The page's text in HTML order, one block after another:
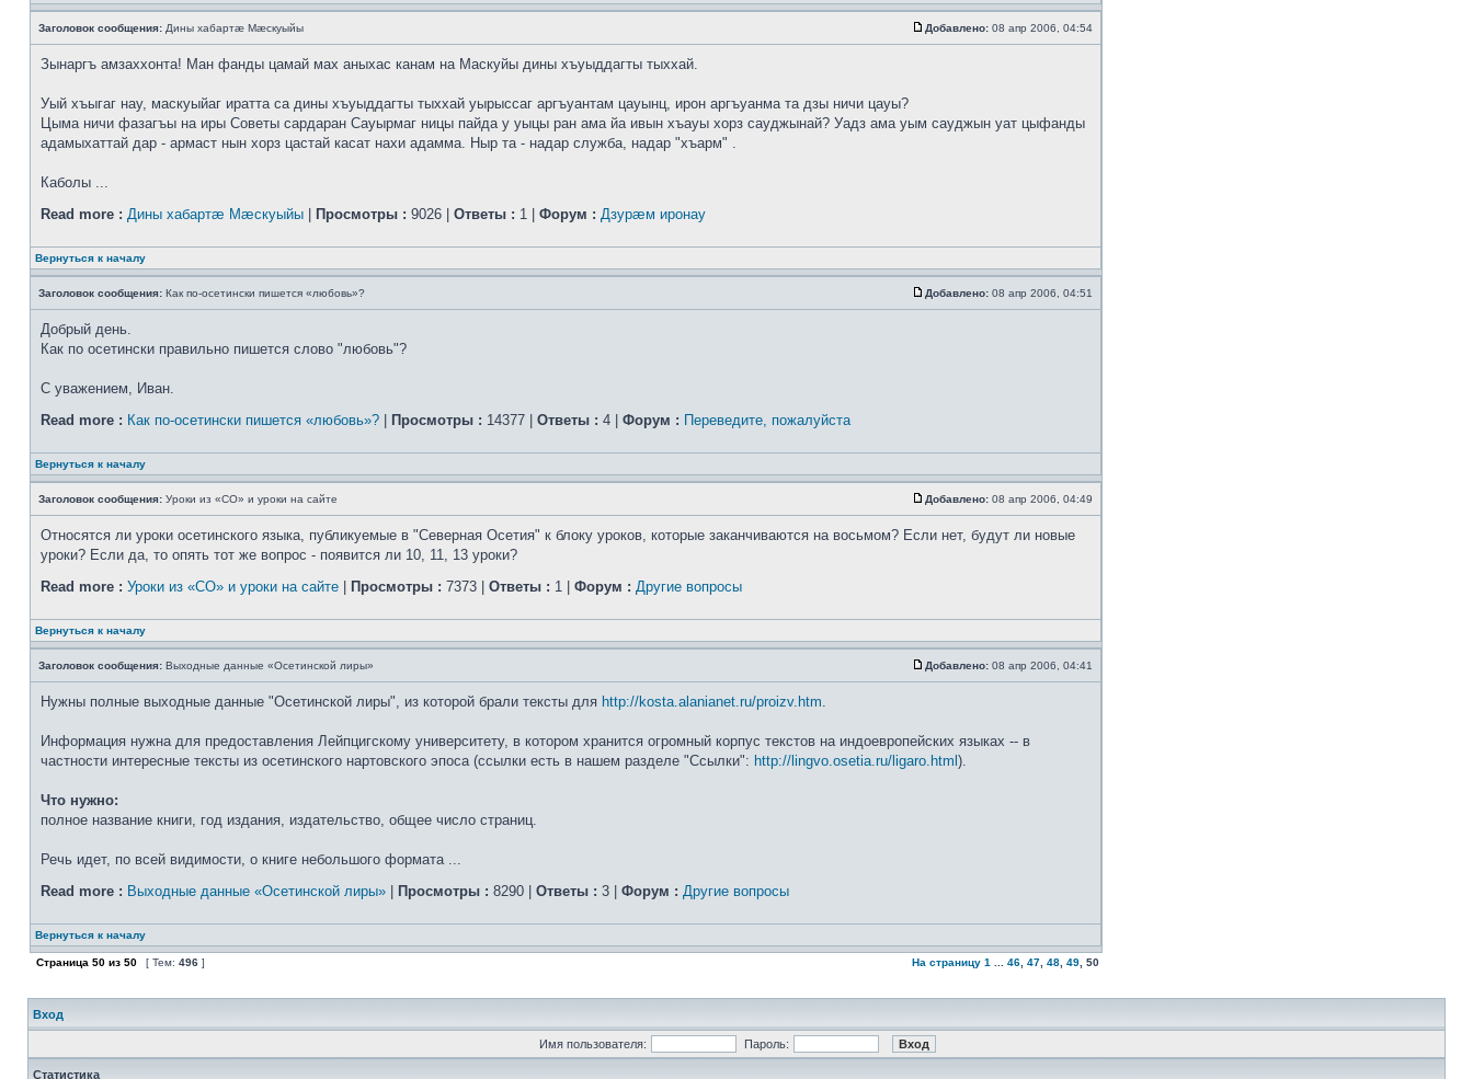
Заголовок сообщения: Дины хабартæ Мæскуыйы Добавлено: 08 апр 2006, 04:54
Зынаргъ амзаххонта! Ман фанды цамай мах аныхас канам на Маскуйы дины хъуыддагты тыххай.
Уый хъыгаг нау, маскуыйаг иратта са дины хъуыддагты тыххай уырыссаг аргъуантам цауынц, ирон аргъуанма та дзы ничи цауы?
Цыма ничи фазагъы на иры Советы сардаран Сауырмаг ницы пайда у уыцы ран ама йа ивын хъауы хорз сауджынай? Уадз ама уым сауджын уат цыфанды
адамыхаттай дар - армаст нын хорз цастай касат нахи адамма. Ныр та - надар служба, надар "хъарм" .
Каболы ...
Read more : Дины хабартæ Мæскуыйы Просмотры : 9026 | Ответы : 1 | Форум : Дзурæм иронау
Вернуться к началу
Заголовок сообщения: Как по-осетински пишется «любовь»? Добавлено: 08 апр 2006, 04:51
Добрый день.
Как по осетински правильно пишется слово "любовь"?
С уважением, Иван.
Read more : Как по-осетински пишется «любовь»? Просмотры : 14377 | Ответы : 4 | Форум : Переведите, пожалуйста
Вернуться к началу
Заголовок сообщения: Уроки из «СО» и уроки на сайте Добавлено: 08 апр 2006, 04:49
Относятся ли уроки осетинского языка, публикуемые в "Северная Осетия" к блоку уроков, которые заканчиваются на восьмом? Если нет, будут ли новые
уроки? Если да, то опять тот же вопрос - появится ли 10, 11, 13 уроки?
Read more : Уроки из «СО» и уроки на сайте Просмотры : 7373 | Ответы : 1 | Форум : Другие вопросы
Вернуться к началу
Заголовок сообщения: Выходные данные «Осетинской лиры» Добавлено: 08 апр 2006, 04:41
Нужны полные выходные данные "Осетинской лиры", из которой брали тексты для http://kosta.alanianet.ru/proizv.htm.
Информация нужна для предоставления Лейпцигскому университету, в котором хранится огромный корпус текстов на индоевропейских языках -- в
частности интересные тексты из осетинского нартовского эпоса (ссылки есть в нашем разделе "Ссылки": http://lingvo.osetia.ru/ligaro.html ).
Что нужно:
полное название книги, год издания, издательство, общее число страниц.
Речь идет, по всей видимости, о книге небольшого формата ...
Read more : Выходные данные «Осетинской лиры» Просмотры : 8290 | Ответы : 3 | Форум : Другие вопросы
Вернуться к началу
Страница 50 из 50 [ Тем: 496 ] На страницу 1 46 47 48 49 50
Вход
Имя пользователя: Пароль:
Статистика